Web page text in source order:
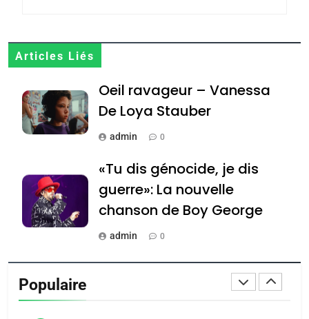
Articles Liés
Oeil ravageur – Vanessa
De Loya Stauber
admin 0
«Tu dis génocide, je dis
guerre»: La nouvelle
chanson de Boy George
admin 0
Tout sur la Nostalgie
Populaire
8
Tafraout, le miel de Tadla
Azilal consacrés produits
du terroir
DAFINA MAROC
Oeil ravageur – Vanessa
De Loya Stauber
guerre»: La nouvelle
chanson de Boy George